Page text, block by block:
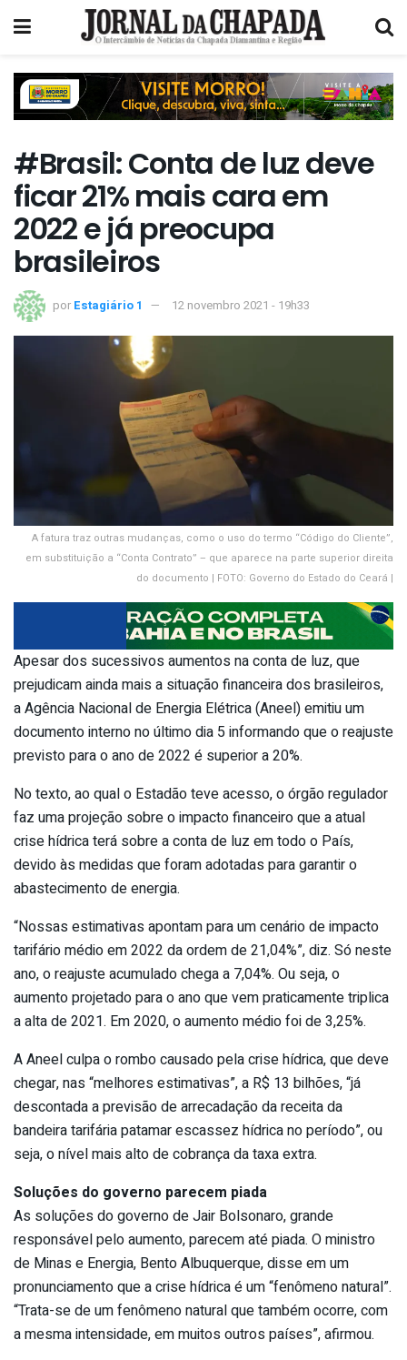
#Brasil: Conta de luz deve
ficar 21% mais cara em
2022 e já preocupa
brasileiros
por Estagiário 1 12 novembro 2021 - 19h33
A fatura traz outras mudanças, como o uso do termo “Código do Cliente”,
em substituição a “Conta Contrato” – que aparece na parte superior direita
do documento | FOTO: Governo do Estado do Ceará |
Apesar dos sucessivos aumentos na conta de luz, que
prejudicam ainda mais a situação financeira dos brasileiros,
a Agência Nacional de Energia Elétrica (Aneel) emitiu um
documento interno no último dia 5 informando que o reajuste
previsto para o ano de 2022 é superior a 20%.
No texto, ao qual o Estadão teve acesso, o órgão regulador
faz uma projeção sobre o impacto financeiro que a atual
crise hídrica terá sobre a conta de luz em todo o País,
devido às medidas que foram adotadas para garantir o
abastecimento de energia.
“Nossas estimativas apontam para um cenário de impacto
tarifário médio em 2022 da ordem de 21,04%”, diz. Só neste
ano, o reajuste acumulado chega a 7,04%. Ou seja, o
aumento projetado para o ano que vem praticamente triplica
a alta de 2021. Em 2020, o aumento médio foi de 3,25%.
A Aneel culpa o rombo causado pela crise hídrica, que deve
chegar, nas “melhores estimativas”, a R$ 13 bilhões, “já
descontada a previsão de arrecadação da receita da
bandeira tarifária patamar escassez hídrica no período”, ou
seja, o nível mais alto de cobrança da taxa extra.
Soluções do governo parecem piada
As soluções do governo de Jair Bolsonaro, grande
responsável pelo aumento, parecem até piada. O ministro
de Minas e Energia, Bento Albuquerque, disse em um
pronunciamento que a crise hídrica é um “fenômeno natural”.
“Trata-se de um fenômeno natural que também ocorre, com
a mesma intensidade, em muitos outros países”, afirmou.